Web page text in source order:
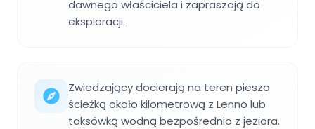
dawnego właściciela i zapraszają do
eksploracji.
Zwiedzający docierają na teren pieszo
ścieżką około kilometrową z Lenno lub
taksówką wodną bezpośrednio z jeziora.